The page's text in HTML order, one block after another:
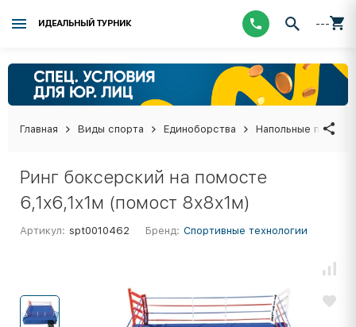
ИДЕАЛЬНЫЙ ТУРНИК ---
Главная Виды спорта Единоборства Напольные
Ринг боксерский на помосте
6,1х6,1х1м (помост 8х8х1м)
Артикул: spt0010462 Бренд: Спортивные технологии